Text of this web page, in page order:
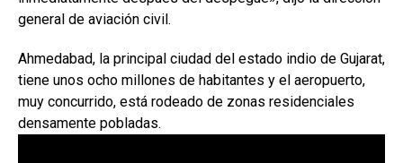
general de aviación civil.
Ahmedabad, la principal ciudad del estado indio de Gujarat,
tiene unos ocho millones de habitantes y el aeropuerto,
muy concurrido, está rodeado de zonas residenciales
densamente pobladas.